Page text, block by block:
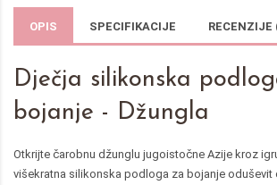
OPIS SPECIFIKACIJE RECENZIJE
Dječja silikonska
bojanje - Džungla
Otkrijte čarobnu džunglu jugoistočne Azije kroz
višekratna silikonska podloga za bojanje oduševit